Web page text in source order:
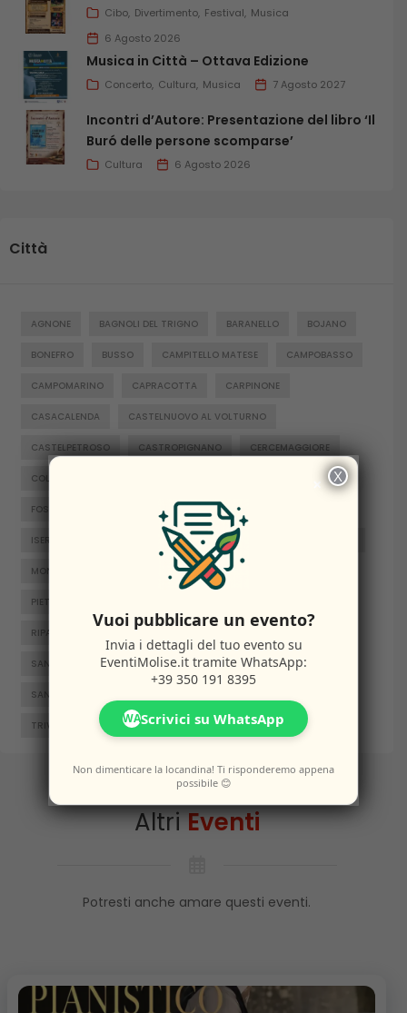
Cibo Divertimento Festival Musica
6 Agosto 2026
Musica in Città – Ottava Edizione
Concerto Cultura Musica 7 Agosto 2027
Incontri d’Autore: Presentazione del libro ‘Il
Buró delle persone scomparse’
Cultura 6 Agosto 2026
Città
AGNONE BAGNOLI DEL TRIGNO BARANELLO BOJANO
BONEFRO BUSSO CAMPITELLO MATESE CAMPOBASSO
CAMPOMARINO CAPRACOTTA CARPINONE
CASACALENDA CASTELNUOVO AL VOLTURNO
CASTELPETROSO CASTROPIGNANO CERCEMAGGIORE
COLLE D'ANCHISE
FOSSALTO FROSOLONE GAMBATESA
ISERNIA LARINO MACCHIAGODENA
MONTENERO DI BISACCIA ORATINO
PIETRABBONDANTE
RIPALIMOSANI ROCCAMANDOLFI
SAN GIACOMO DEGLI SCHIAVONI SAN MASSIMO
SANTA CROCE DI MAGLIANO
TRIVENTO VENAFRO VINCHIATURO
AltriEventi
Potresti anche amare questi eventi.
×
Vuoi pubblicare un evento?
Invia i dettagli del tuo evento su
EventiMolise.it tramite WhatsApp:
+39 350 191 8395
WAScrivici su WhatsApp
Non dimenticare la locandina! Ti risponderemo appena
possibile 😊
X